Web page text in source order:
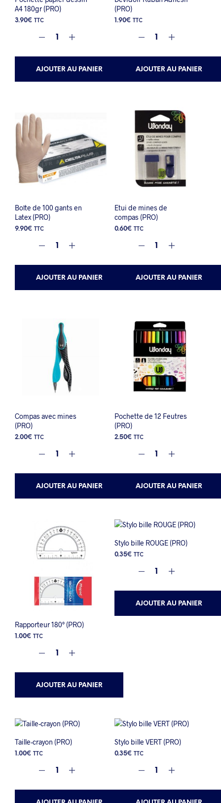
A4 180gr (PRO)
3.90€ TTC
AJOUTER AU PANIER
(PRO)
1.90€ TTC
AJOUTER AU PANIER
Boîte de 100 gants en
Latex (PRO)
9.90€ TTC
AJOUTER AU PANIER
Etui de mines de
compas (PRO)
0.60€ TTC
AJOUTER AU PANIER
Compas avec mines
(PRO)
2.00€ TTC
AJOUTER AU PANIER
Pochette de 12 Feutres
(PRO)
2.50€ TTC
AJOUTER AU PANIER
Rapporteur 180° (PRO)
1.00€ TTC
AJOUTER AU PANIER
Stylo bille ROUGE (PRO)
0.35€ TTC
AJOUTER AU PANIER
Taille-crayon (PRO)
1.00€ TTC
Stylo bille VERT (PRO)
0.35€ TTC